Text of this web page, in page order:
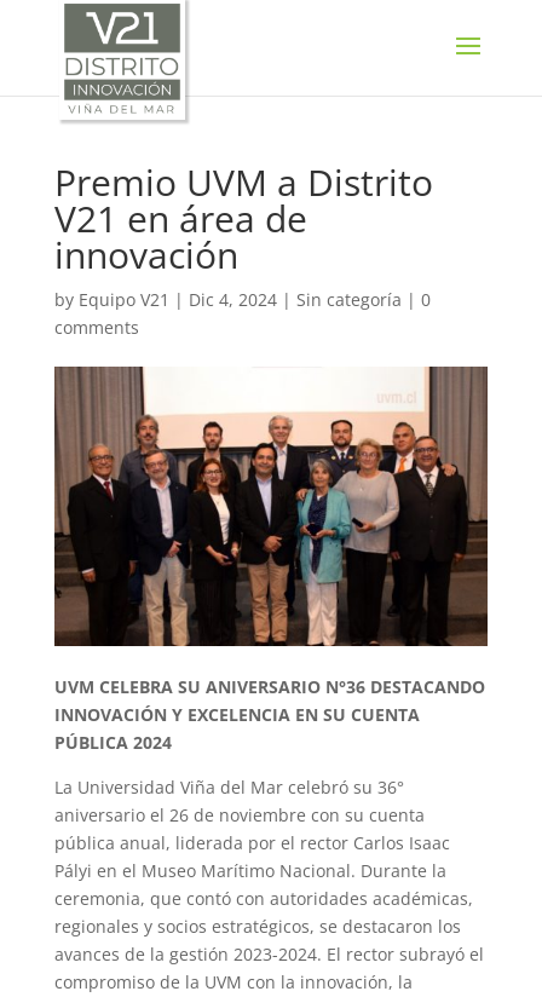
Premio UVM a Distrito
V21 en área de
innovación
by Equipo V21 | Dic 4, 2024| Sin categoría | 0
comments
UVM CELEBRA SU ANIVERSARIO N°36 DESTACANDO
INNOVACIÓN Y EXCELENCIA EN SU CUENTA
PÚBLICA 2024
La Universidad Viña del Mar celebró su 36°
aniversario el 26 de noviembre con su cuenta
pública anual, liderada por el rector Carlos Isaac
Pályi en el Museo Marítimo Nacional. Durante la
ceremonia, que contó con autoridades académicas,
regionales y socios estratégicos, se destacaron los
avances de la gestión 2023-2024. El rector subrayó el
compromiso de la UVM con la innovación, la
SELECT LANGUAGE ▼